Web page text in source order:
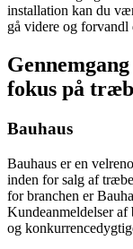
installation kan du
gå videre og
fokus på
Bauhaus
Bauhaus er en
inden for salg af
for branchen er
Kundeanmeldelser af
og